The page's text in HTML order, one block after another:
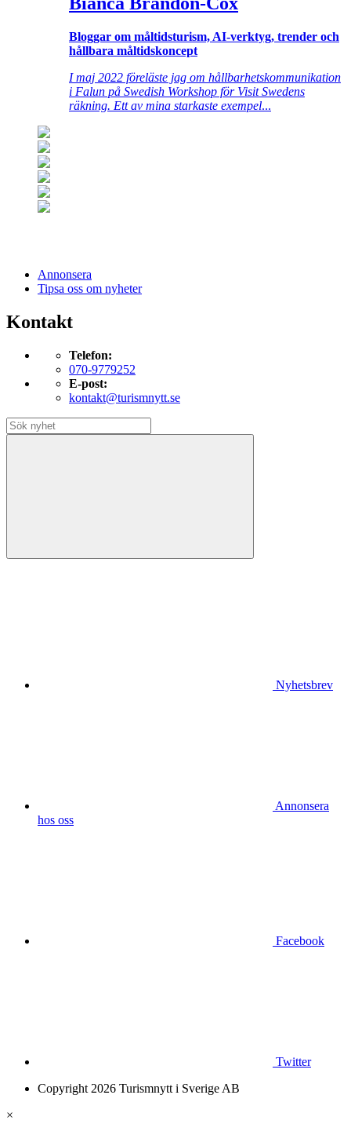
Bloggar om måltidsturism, AI-verktyg, trender och
hållbara måltidskoncept
I maj 2022 föreläste jag om hållbarhetskommunikation
i Falun på Swedish Workshop för Visit Swedens
räkning. Ett av mina starkaste exempel...
Annonsera
Tipsa oss om nyheter
Kontakt
Telefon:
070-9779252
E-post:
kontakt@turismnytt.se
Nyhetsbrev
Annonsera
hos oss
Facebook
Twitter
Copyright 2026 Turismnytt i Sverige AB
×